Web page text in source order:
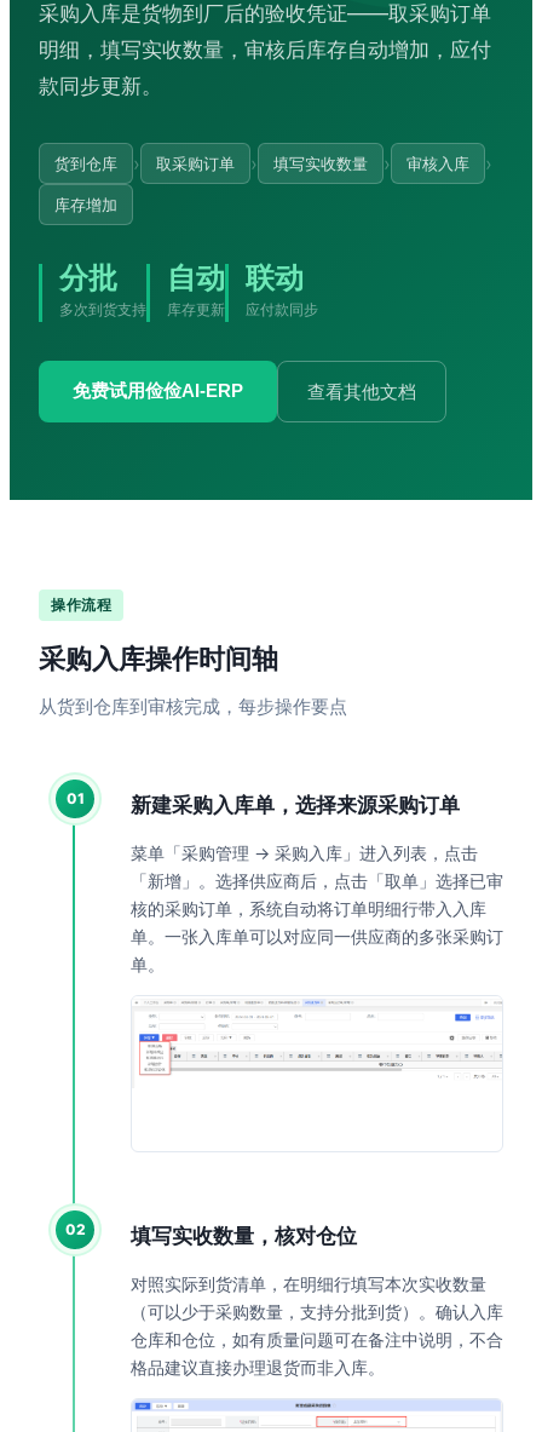
采购入库是货物到厂后的验收凭证——取采购订单
明细，填写实收数量，审核后库存自动增加，应付
款同步更新。
货到仓库 › 取采购订单 › 填写实收数量 › 审核入库 ›
库存增加
分批
多次到货支持
自动
库存更新
联动
应付款同步
免费试用俭俭AI-ERP 查看其他文档
操作流程
采购入库操作时间轴
从货到仓库到审核完成，每步操作要点
01 新建采购入库单，选择来源采购订单
菜单「采购管理 → 采购入库」进入列表，点击
「新增」。选择供应商后，点击「取单」选择已审
核的采购订单，系统自动将订单明细行带入入库
单。一张入库单可以对应同一供应商的多张采购订
单。
02 填写实收数量，核对仓位
对照实际到货清单，在明细行填写本次实收数量
（可以少于采购数量，支持分批到货）。确认入库
仓库和仓位，如有质量问题可在备注中说明，不合
格品建议直接办理退货而非入库。